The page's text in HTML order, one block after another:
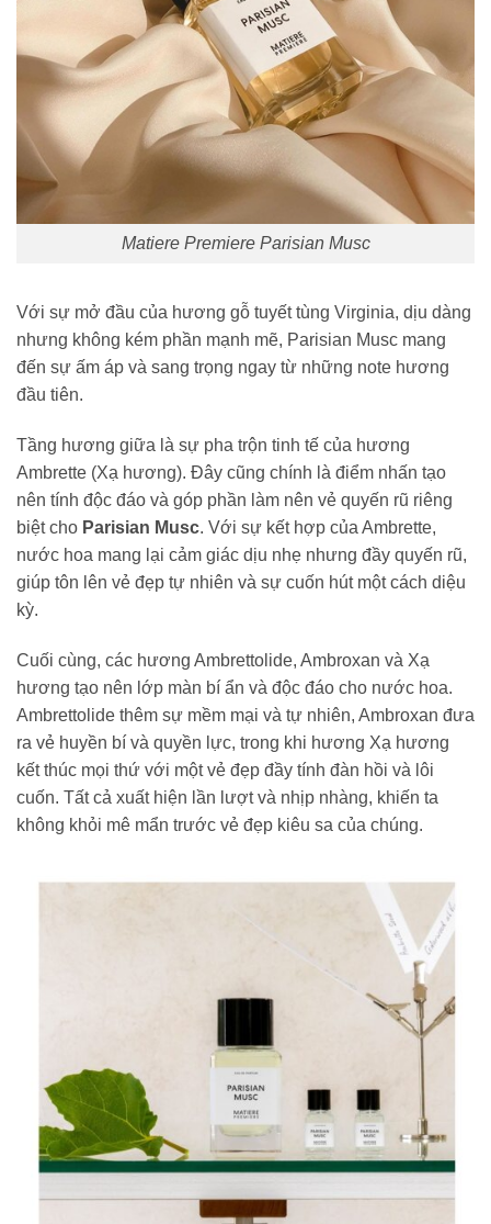
Matiere Premiere Parisian Musc
Với sự mở đầu của hương gỗ tuyết tùng Virginia, dịu dàng
nhưng không kém phần mạnh mẽ, Parisian Musc mang
đến sự ấm áp và sang trọng ngay từ những note hương
đầu tiên.
Tầng hương giữa là sự pha trộn tinh tế của hương
Ambrette (Xạ hương). Đây cũng chính là điểm nhấn tạo
nên tính độc đáo và góp phần làm nên vẻ quyến rũ riêng
biệt cho Parisian Musc. Với sự kết hợp của Ambrette,
nước hoa mang lại cảm giác dịu nhẹ nhưng đầy quyến rũ,
giúp tôn lên vẻ đẹp tự nhiên và sự cuốn hút một cách diệu
kỳ.
Cuối cùng, các hương Ambrettolide, Ambroxan và Xạ
hương tạo nên lớp màn bí ẩn và độc đáo cho nước hoa.
Ambrettolide thêm sự mềm mại và tự nhiên, Ambroxan đưa
ra vẻ huyền bí và quyền lực, trong khi hương Xạ hương
kết thúc mọi thứ với một vẻ đẹp đầy tính đàn hồi và lôi
cuốn. Tất cả xuất hiện lần lượt và nhịp nhàng, khiến ta
không khỏi mê mẩn trước vẻ đẹp kiêu sa của chúng.